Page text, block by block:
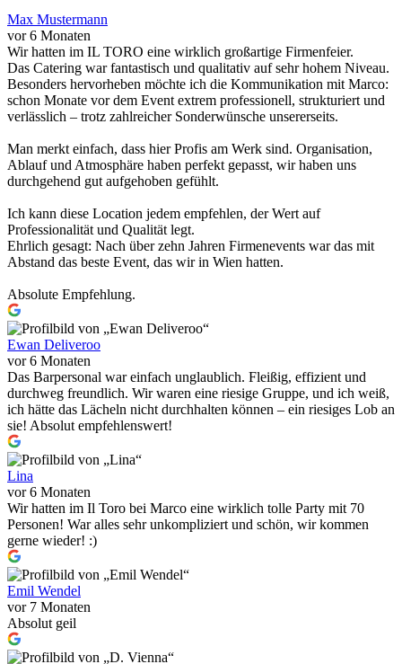
Max Mustermann
vor 6 Monaten
Wir hatten im IL TORO eine wirklich großartige Firmenfeier.
Das Catering war fantastisch und qualitativ auf sehr hohem Niveau.
Besonders hervorheben möchte ich die Kommunikation mit Marco:
schon Monate vor dem Event extrem professionell, strukturiert und
verlässlich – trotz zahlreicher Sonderwünsche unsererseits.
Man merkt einfach, dass hier Profis am Werk sind. Organisation,
Ablauf und Atmosphäre haben perfekt gepasst, wir haben uns
durchgehend gut aufgehoben gefühlt.
Ich kann diese Location jedem empfehlen, der Wert auf
Professionalität und Qualität legt.
Ehrlich gesagt: Nach über zehn Jahren Firmenevents war das mit
Abstand das beste Event, das wir in Wien hatten.
Absolute Empfehlung.
Ewan Deliveroo
vor 6 Monaten
Das Barpersonal war einfach unglaublich. Fleißig, effizient und
durchweg freundlich. Wir waren eine riesige Gruppe, und ich weiß,
ich hätte das Lächeln nicht durchhalten können – ein riesiges Lob an
sie! Absolut empfehlenswert!
Lina
vor 6 Monaten
Wir hatten im Il Toro bei Marco eine wirklich tolle Party mit 70
Personen! War alles sehr unkompliziert und schön, wir kommen
gerne wieder! :)
Emil Wendel
vor 7 Monaten
Absolut geil